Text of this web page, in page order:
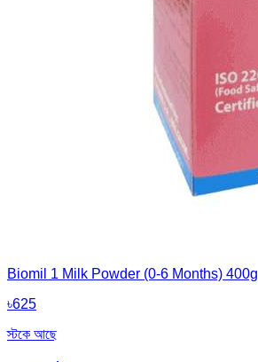
Biomil 1 Milk Powder (0-6 Months) 400g
৳625
স্টকে আছে